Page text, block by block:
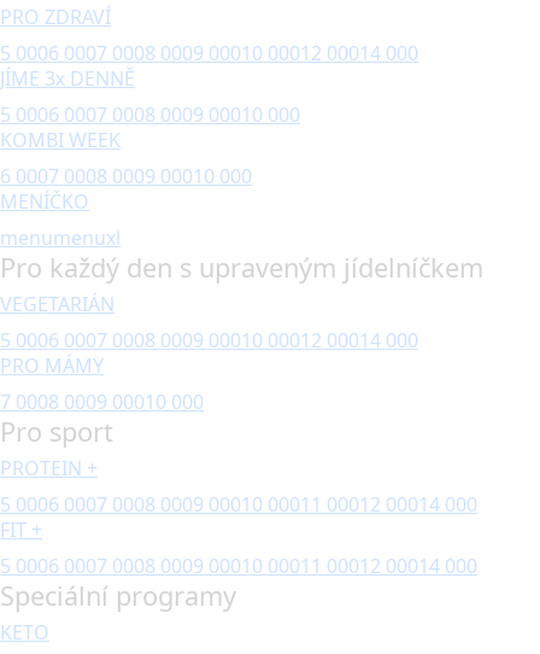
PRO ZDRAVÍ
5 0006 0007 0008 0009 00010 00012 00014 000
JÍME 3x DENNĚ
5 0006 0007 0008 0009 00010 000
KOMBI WEEK
6 0007 0008 0009 00010 000
MENÍČKO
menumenuxl
Pro každý den s upraveným jídelníčkem
VEGETARIÁN
5 0006 0007 0008 0009 00010 00012 00014 000
PRO MÁMY
7 0008 0009 00010 000
Pro sport
PROTEIN +
5 0006 0007 0008 0009 00010 00011 00012 00014 000
FIT +
5 0006 0007 0008 0009 00010 00011 00012 00014 000
Speciální programy
KETO